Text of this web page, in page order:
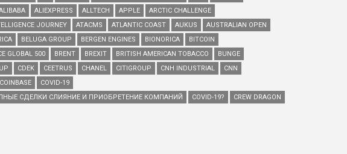
ALIEXPRESS ALLTECH APPLE
ARCTIC CHALLENGE
JOURNEY
ATACMS ATLANTIC COAST AUKUS
AUSTRALIAN OPEN
BELUGA GROUP BERGEN ENGINES BIONORICA
BITCOIN
GLOBAL 500
BRENT BREXIT BRITISH AMERICAN TOBACCO
BUNGE
CDEK CEETRUS CHANEL CITIGROUP CNH INDUSTRIAL
CNN
COINBASE
COVID-19
СДЕЛКИ СЛИЯНИЕ И ПРИОБРЕТЕНИЕ КОМПАНИЙ
COVID-19?
CREW DRAGON